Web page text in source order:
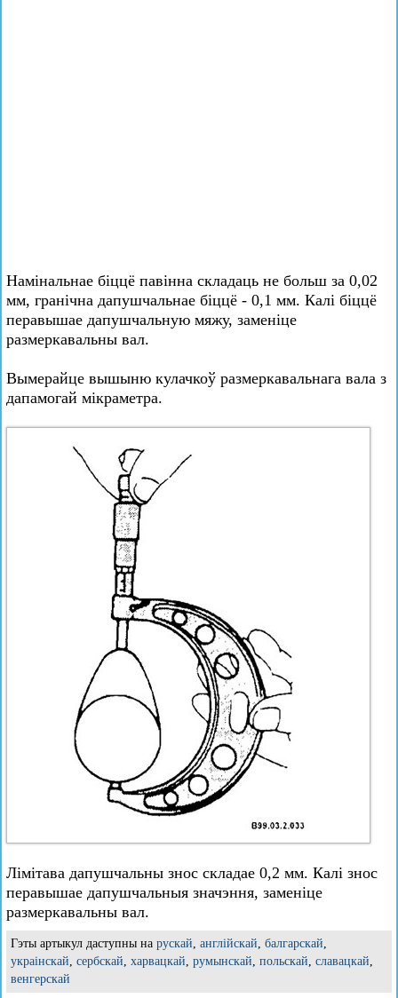
Намінальнае біццё павінна складаць не больш за 0,02
мм, гранічна дапушчальнае біццё - 0,1 мм. Калі біццё
перавышае дапушчальную мяжу, заменіце
размеркавальны вал.
Вымерайце вышыню кулачкоў размеркавальнага вала з
дапамогай мікраметра.
Лімітава дапушчальны знос складае 0,2 мм. Калі знос
перавышае дапушчальныя значэння, заменіце
размеркавальны вал.
Гэты артыкул даступны на рускай, англійскай, балгарскай,
украінскай, сербскай, харвацкай, румынскай, польскай, славацкай,
венгерскай